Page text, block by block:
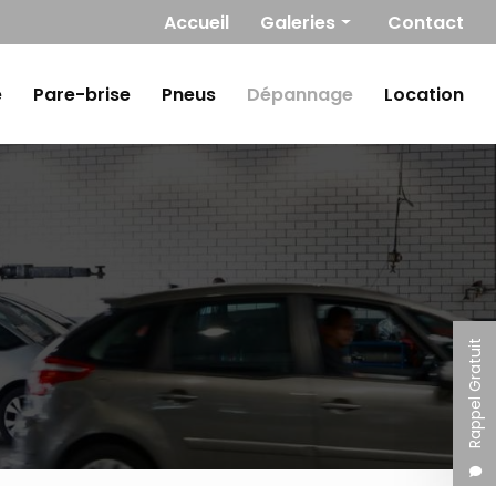
Navigation secondaire
Accueil Galeries
Carrosserie / Peinture
Pare-brise
Dépannage
Location
Contact
Rappel Gratuit
Pare-brise Pneus Dépannage Location